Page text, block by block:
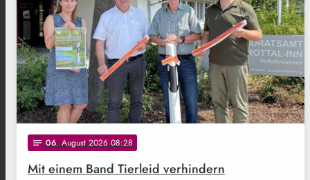
notes 06. August 2026 08:28
Mit einem Band Tierleid verhindern